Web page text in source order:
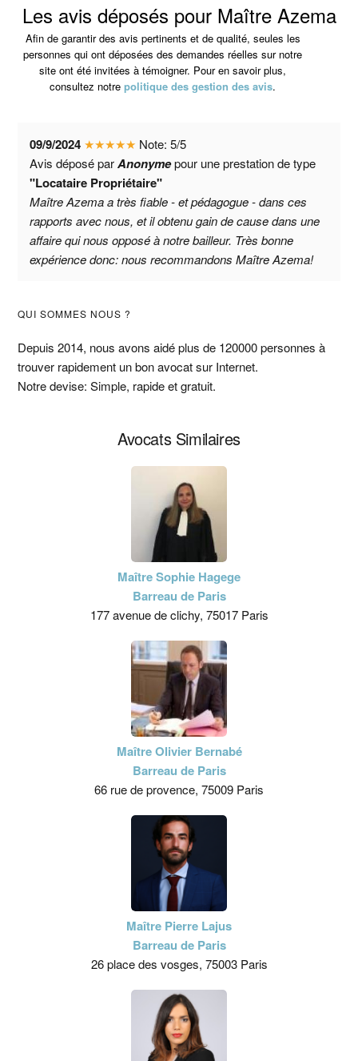
Les avis déposés pour Maître Azema
Afin de garantir des avis pertinents et de qualité, seules les
personnes qui ont déposées des demandes réelles sur notre
site ont été invitées à témoigner. Pour en savoir plus,
consultez notrepolitique des gestion des avis.
09/9/2024 ★★★★★ Note:5/5
Avis déposé parAnonymepour une prestation de type
"Locataire Propriétaire"
Maître Azema a très fiable - et pédagogue - dans ces
rapports avec nous, et il obtenu gain de cause dans une
affaire qui nous opposé à notre bailleur. Très bonne
expérience donc: nous recommandons Maître Azema!
Barre
latérale
principale
QUI SOMMES NOUS ?
Depuis 2014, nous avons aidé plus de 120000 personnes à
trouver rapidement un bon avocat sur Internet.
Notre devise: Simple, rapide et gratuit.
Avocats Similaires
Maître Sophie Hagege
Barreau de Paris
177 avenue de clichy, 75017 Paris
Maître Olivier Bernabé
Barreau de Paris
66 rue de provence, 75009 Paris
Maître Pierre Lajus
Barreau de Paris
26 place des vosges, 75003 Paris